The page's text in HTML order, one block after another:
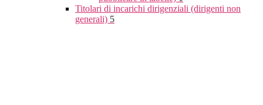
Titolari di incarichi dirigenziali (dirigenti non
generali) 5